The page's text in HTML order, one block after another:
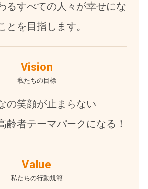
るすべての人々が幸せにな
とを目指します。
Vision
私たちの目標
の笑顔が止まらない
者テーマパークになる！
Value
私たちの行動規範